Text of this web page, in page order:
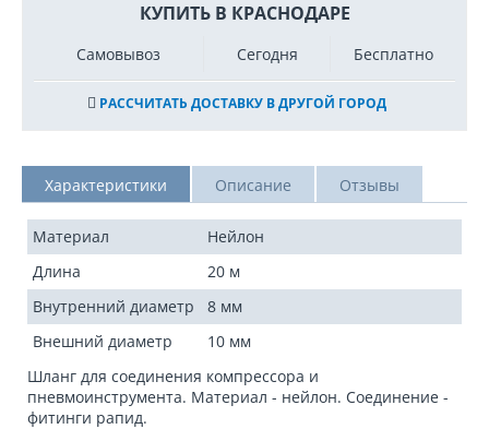
КУПИТЬ В КРАСНОДАРЕ
Самовывоз Сегодня Бесплатно
РАССЧИТАТЬ ДОСТАВКУ В ДРУГОЙ ГОРОД
Характеристики Описание Отзывы
Материал
Нейлон
Длина
20 м
Внутренний диаметр
8 мм
Внешний диаметр
10 мм
Шланг для соединения компрессора и
пневмоинструмента. Материал - нейлон. Соединение -
фитинги рапид.